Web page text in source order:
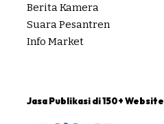
Berita Kamera
Suara Pesantren
Info Market
Jasa Publikasi di 150+ Website